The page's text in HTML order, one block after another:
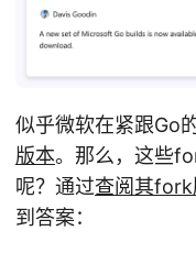
似乎微软在紧跟Go
版本。那么，这些
呢？通过查阅其fork
到答案：